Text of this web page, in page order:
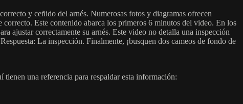
y ceñido del arnés. Numerosas fotos y diagramas ofrecen
Este contenido abarca los primeros 6 minutos del video. En los
ajustar correctamente su arnés. Este video no detalla una inspección
La inspección. Finalmente, ¡busquen dos cameos de fondo de
una referencia para respaldar esta información: